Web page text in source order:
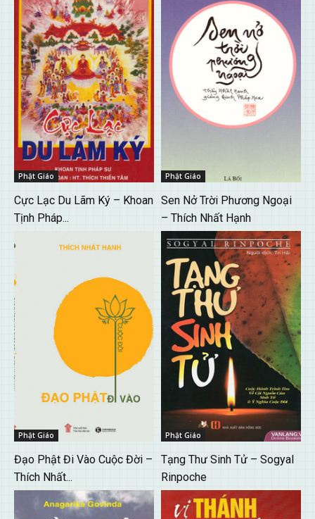
Phật Giáo
Cực Lạc Du Lãm Ký – Khoan
Tịnh Pháp...
Phật Giáo
Sen Nở Trời Phương Ngoại
– Thích Nhất Hạnh
Phật Giáo
Đạo Phật Đi Vào Cuộc Đời –
Thích Nhất...
Phật Giáo
Tạng Thư Sinh Tử – Sogyal
Rinpoche